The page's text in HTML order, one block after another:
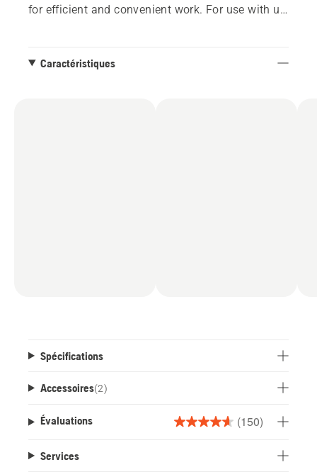
for efficient and convenient work. For use with up
Caractéristiques
Spécifications
Accessoires(2)
Évaluations (150)
4.7
Services